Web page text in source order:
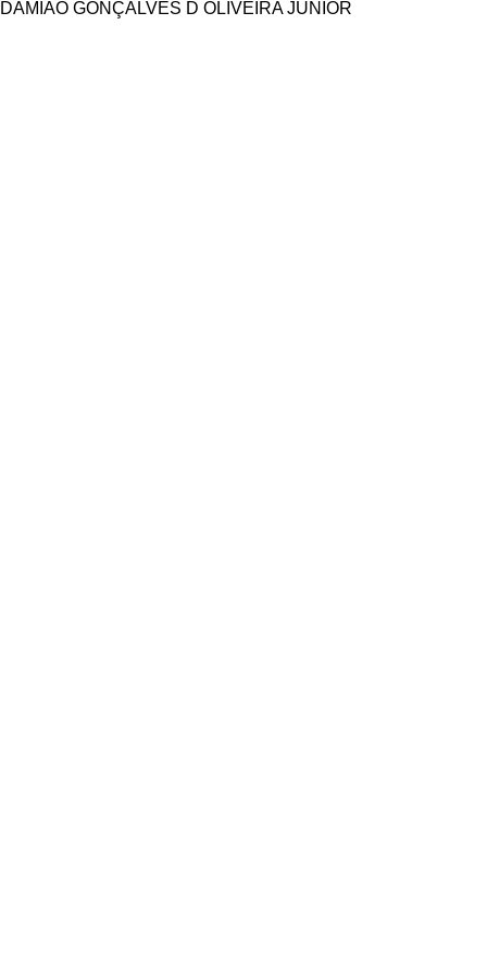
DAMIÃO GONÇALVES D OLIVEIRA JUNIOR